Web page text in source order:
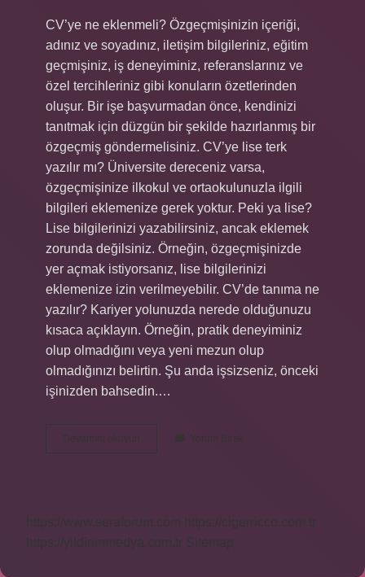
CV’ye ne eklenmeli? Özgeçmişinizin içeriği,
adınız ve soyadınız, iletişim bilgileriniz, eğitim
geçmişiniz, iş deneyiminiz, referanslarınız ve
özel tercihleriniz gibi konuların özetlerinden
oluşur. Bir işe başvurmadan önce, kendinizi
tanıtmak için düzgün bir şekilde hazırlanmış bir
özgeçmiş göndermelisiniz. CV’ye lise terk
yazılır mı? Üniversite dereceniz varsa,
özgeçmişinize ilkokul ve ortaokulunuzla ilgili
bilgileri eklemenize gerek yoktur. Peki ya lise?
Lise bilgilerinizi yazabilirsiniz, ancak eklemek
zorunda değilsiniz. Örneğin, özgeçmişinizde
yer açmak istiyorsanız, lise bilgilerinizi
eklemenize izin verilmeyebilir. CV’de tanıma ne
yazılır? Kariyer yolunuzda nerede olduğunuzu
kısaca açıklayın. Örneğin, pratik deneyiminiz
olup olmadığını veya yeni mezun olup
olmadığınızı belirtin. Şu anda işsizseniz, önceki
işinizden bahsedin.…
Devamını okuyun
Ye
Yorum Bırak
https://www.seraforum.com
https://cigerricco.com.tr
https://yildirimmedya.com.tr Sitemap